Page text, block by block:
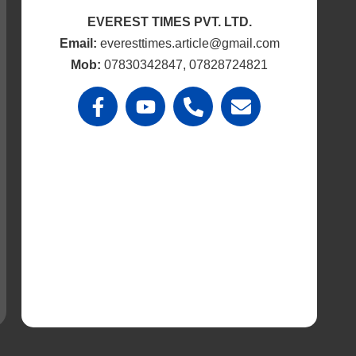
EVEREST TIMES PVT. LTD.
Email: everesttimes.article@gmail.com
Mob: 07830342847, 07828724821